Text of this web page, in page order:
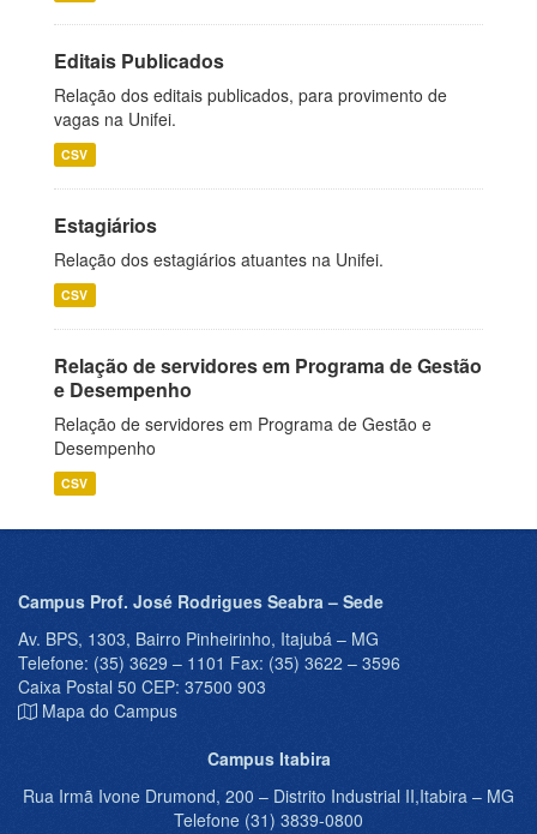
Editais Publicados
Relação dos editais publicados, para provimento de
vagas na Unifei.
CSV
Estagiários
Relação dos estagiários atuantes na Unifei.
CSV
Relação de servidores em Programa de Gestão
e Desempenho
Relação de servidores em Programa de Gestão e
Desempenho
CSV
Campus Prof. José Rodrigues Seabra – Sede
Av. BPS, 1303, Bairro Pinheirinho, Itajubá – MG
Telefone: (35) 3629 – 1101 Fax: (35) 3622 – 3596
Caixa Postal 50 CEP: 37500 903
Mapa do Campus
Campus Itabira
Rua Irmã Ivone Drumond, 200 – Distrito Industrial II,Itabira – MG
Telefone (31) 3839-0800